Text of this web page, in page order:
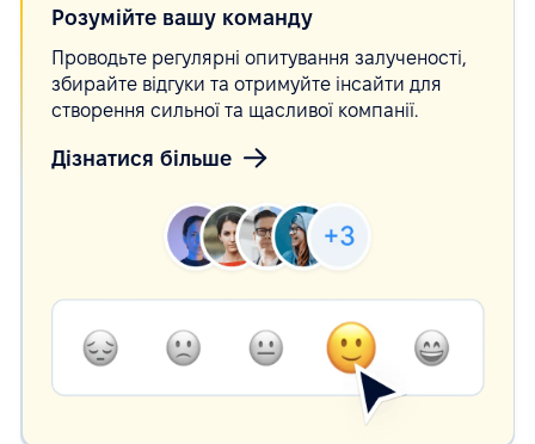
Розумійте вашу команду
Проводьте регулярні опитування залученості,
збирайте відгуки та отримуйте інсайти для
створення сильної та щасливої компанії.
Дізнатися більше